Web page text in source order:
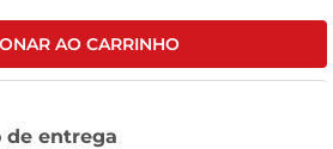
AO CARRINHO
de entrega